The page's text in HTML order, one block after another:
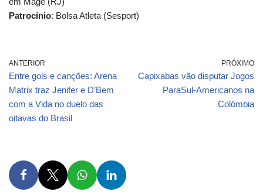
Patrocínio: Bolsa Atleta (Sesport)
ANTERIOR
Entre gols e canções: Arena
Matrix traz Jenifer e D’Bem
com a Vida no duelo das
oitavas do Brasil
PRÓXIMO
Capixabas vão disputar Jogos
ParaSul-Americanos na
Colômbia